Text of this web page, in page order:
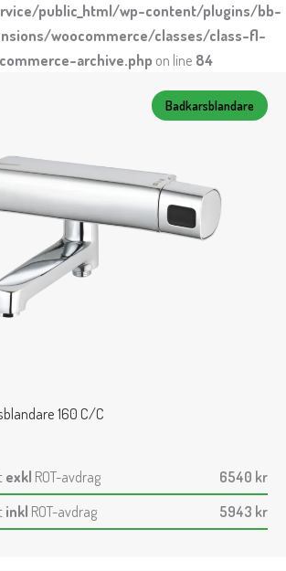
public_html/wp-content/plugins/bb-
woocommerce/classes/class-fl-
archive.php on line 84
Badkarsblandare
160 C/C
exkl ROT-avdrag 6540 kr
inkl ROT-avdrag 5943 kr